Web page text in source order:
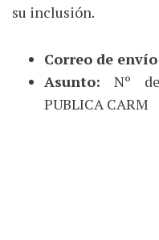
su inclusión.
Correo de
Asunto:Nº
PUBLICA CARM